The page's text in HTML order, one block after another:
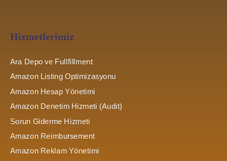
Hizmetlerimiz
Ara Depo ve Fullfillment
Amazon Listing Optimizasyonu
Amazon Hesap Yönetimi
Amazon Denetim Hizmeti (Audit)
Sorun Giderme Hizmeti
Amazon Reimbursement
Amazon Reklam Yönetimi